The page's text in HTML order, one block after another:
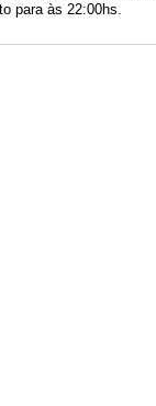
para às 22:00hs.